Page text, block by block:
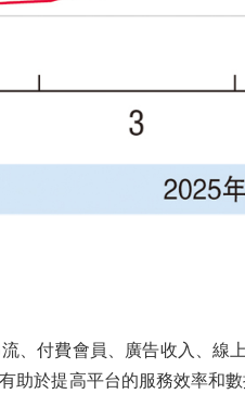
付費會員、廣告收入、線
助於提高平台的服務效率和